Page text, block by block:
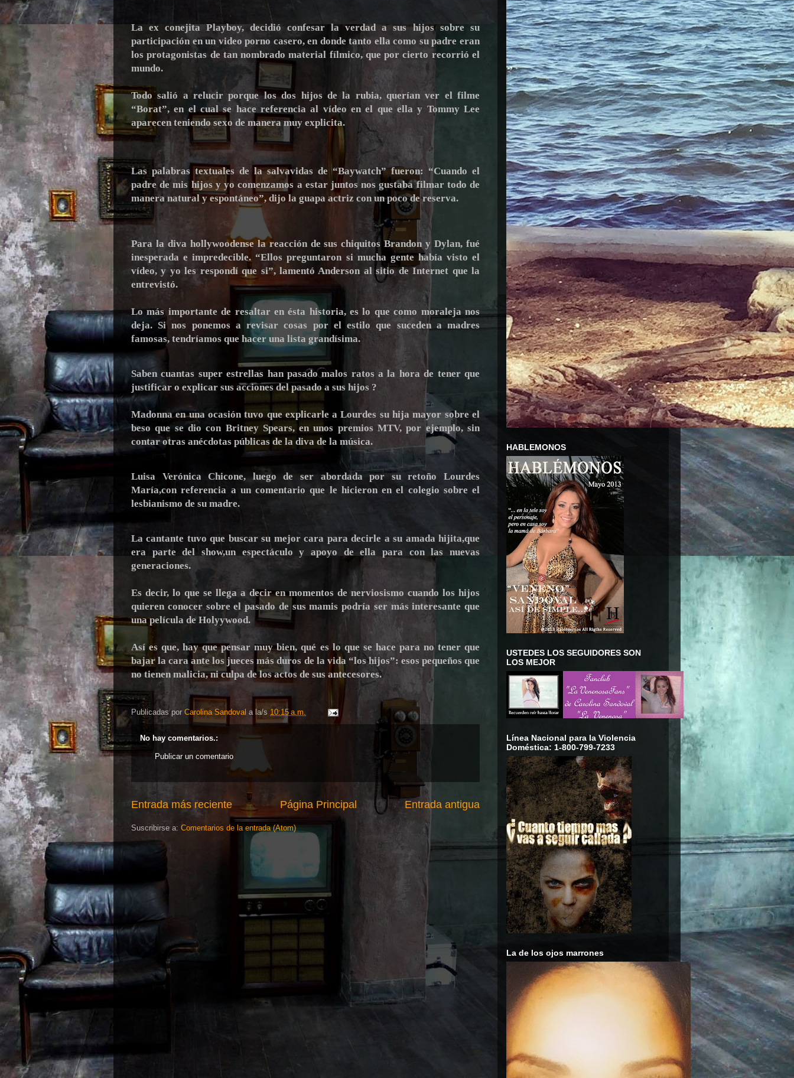
La ex conejita Playboy, decidió confesar la verdad a sus hijos sobre su
participación en un video porno casero, en donde tanto ella como su padre eran
los protagonistas de tan nombrado material fílmico, que por cierto recorrió el
mundo.
Todo salió a relucir porque los dos hijos de la rubia, querían ver el filme
“Borat”, en el cual se hace referencia al vídeo en el que ella y Tommy Lee
aparecen teniendo sexo de manera muy explicita.
Las palabras textuales de la salvavidas de “Baywatch” fueron: “Cuando el
padre de mis hijos y yo comenzamos a estar juntos nos gustaba filmar todo de
manera natural y espontáneo”, dijo la guapa actriz con un poco de reserva.
Para la diva hollywoodense la reacción de sus chiquitos Brandon y Dylan, fué
inesperada e impredecible. “Ellos preguntaron si mucha gente había visto el
vídeo, y yo les respondí que si”, lamentó Anderson al sitio de Internet que la
entrevistó.
Lo más importante de resaltar en ésta historia, es lo que como moraleja nos
deja. Si nos ponemos a revisar cosas por el estilo que suceden a madres
famosas, tendríamos que hacer una lista grandísima.
Saben cuantas super estrellas han pasado malos ratos a la hora de tener que
justificar o explicar sus acciones del pasado a sus hijos ?
Madonna en una ocasión tuvo que explicarle a Lourdes su hija mayor sobre el
beso que se dio con Britney Spears, en unos premios MTV, por ejemplo, sin
contar otras anécdotas públicas de la diva de la música.
Luisa Verónica Chicone, luego de ser abordada por su retoño Lourdes
María,con referencia a un comentario que le hicieron en el colegio sobre el
lesbianismo de su madre.
La cantante tuvo que buscar su mejor cara para decirle a su amada hijita,que
era parte del show,un espectáculo y apoyo de ella para con las nuevas
generaciones.
Es decir, lo que se llega a decir en momentos de nerviosismo cuando los hijos
quieren conocer sobre el pasado de sus mamis podría ser más interesante que
una película de Holyywood.
Así es que, hay que pensar muy bien, qué es lo que se hace para no tener que
bajar la cara ante los jueces más duros de la vida “los hijos”: esos pequeños que
no tienen malicia, ni culpa de los actos de sus antecesores.
Publicadas por Carolina Sandoval a la/s 10:15 a.m.
No hay comentarios.:
Publicar un comentario
Entrada más reciente Entrada antigua
Página Principal
Suscribirse a: Comentarios de la entrada (Atom)
HABLEMONOS
USTEDES LOS SEGUIDORES SON
LOS MEJOR
Línea Nacional para la Violencia
Doméstica: 1-800-799-7233
La de los ojos marrones